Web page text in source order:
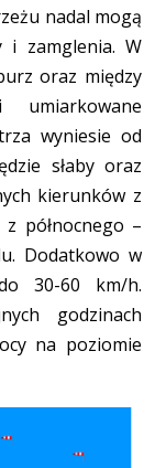
nadal mogą
i zamglenia. W
oraz między
wyniesie od
słaby oraz
kierunków z
północnego –
Dodatkowo w
30-60 km/h.
godzinach
na poziomie